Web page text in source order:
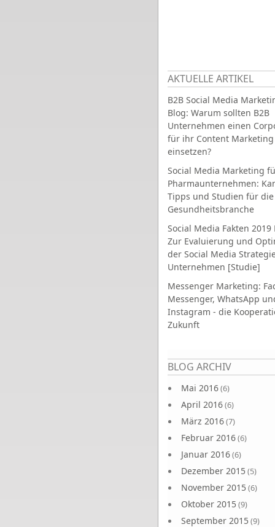
AKTUELLE ARTIKEL
B2B Social Media
Blog: Warum sollten B2B
Unternehmen einen
für ihr Content Marketing
einsetzen?
Social Media Marketing
Pharmaunternehmen:
Tipps und Studien für die
Gesundheitsbranche
Social Media Fakten 2019
Zur Evaluierung und
der Social Media
Unternehmen [Studie]
Messenger Marketing:
Messenger, WhatsApp
Instagram - die
Zukunft
BLOG ARCHIV
Mai 2016(6)
April 2016(6)
März 2016(7)
Februar 2016(6)
Januar 2016(6)
Dezember 2015(5)
November 2015(6)
Oktober 2015(9)
September 2015(9)
Seiten